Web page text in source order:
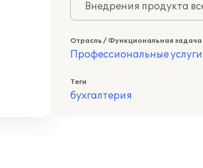
Внедрения продукта
Отрасль / Функциональная задача
Профессиональные услуги
Теги
бухгалтерия